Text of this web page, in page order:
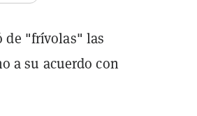
de "frívolas" las
a su acuerdo con